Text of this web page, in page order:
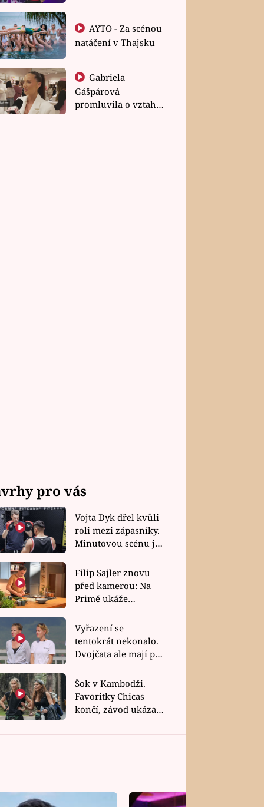
natáčení v Thajsku
Gabriela
Gášpárová
promluvila o vztahu
pro vás
Vojta Dyk dřel kvůli
roli mezi zápasníky.
Minutovou scénu jel
Filip Sajler znovu
před kamerou: Na
Primě ukáže
rychlé recepty
Vyřazení se
tentokrát nekonalo.
Dvojčata ale mají po
závodu nůž na krku
Šok v Kambodži.
Favoritky Chicas
končí, závod ukázal